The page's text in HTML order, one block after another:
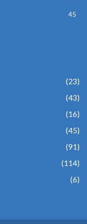
45
(23)
(43)
(16)
(45)
(91)
(114)
(6)